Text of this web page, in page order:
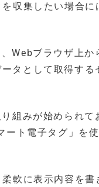
収集したい場合に
Webブラウザ上
タとして取得する
組みが始められて
ト電子タグ」を使
軟に表示内容を